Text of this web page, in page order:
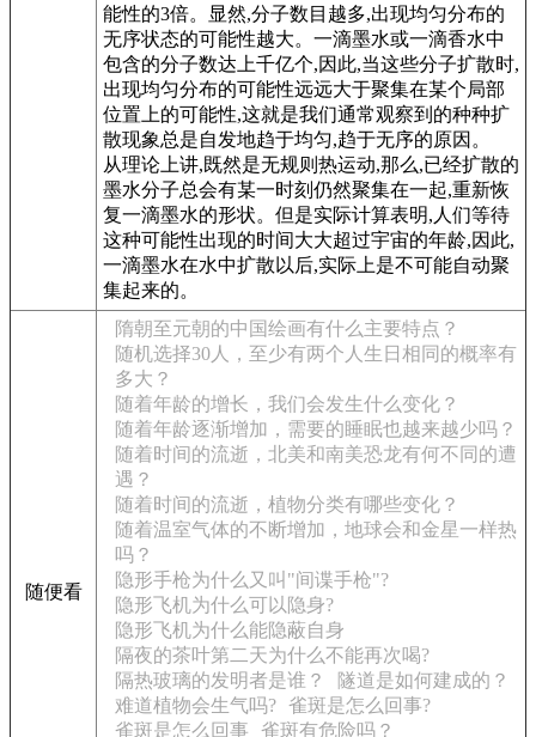
能性的3倍。显然,分子数目越多,出现均匀分布的
无序状态的可能性越大。一滴墨水或一滴香水中
包含的分子数达上千亿个,因此,当这些分子扩散时,
出现均匀分布的可能性远远大于聚集在某个局部
位置上的可能性,这就是我们通常观察到的种种扩
散现象总是自发地趋于均匀,趋于无序的原因。
从理论上讲,既然是无规则热运动,那么,已经扩散的
墨水分子总会有某一时刻仍然聚集在一起,重新恢
复一滴墨水的形状。但是实际计算表明,人们等待
这种可能性出现的时间大大超过宇宙的年龄,因此,
一滴墨水在水中扩散以后,实际上是不可能自动聚
集起来的。
随便看
隋朝至元朝的中国绘画有什么主要特点？
随机选择30人，至少有两个人生日相同的概率有
多大？
随着年龄的增长，我们会发生什么变化？
随着年龄逐渐增加，需要的睡眠也越来越少吗？
随着时间的流逝，北美和南美恐龙有何不同的遭
遇？
随着时间的流逝，植物分类有哪些变化？
随着温室气体的不断增加，地球会和金星一样热
吗？
隐形手枪为什么又叫"间谍手枪"?
隐形飞机为什么可以隐身?
隐形飞机为什么能隐蔽自身
隔夜的茶叶第二天为什么不能再次喝?
隔热玻璃的发明者是谁？
隧道是如何建成的？
难道植物会生气吗? 雀斑是怎么回事?
雀斑是怎么回事
雀斑有危险吗？